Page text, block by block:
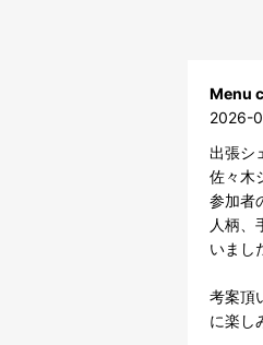
Menu
2026-
出張シ
佐々木
参加者
人柄、
いまし
考案頂
に楽し